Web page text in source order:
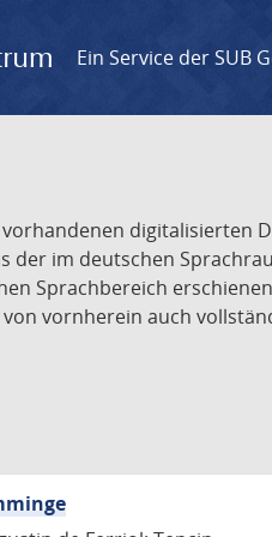
Ein Service der SUB
digitalisierten
im deutschen
Sprachbereich
vornherein auch